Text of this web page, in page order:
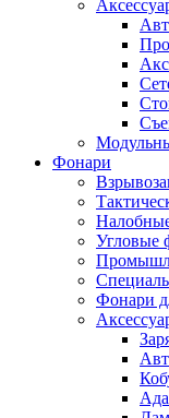
Фонари
Угловые
Фонари